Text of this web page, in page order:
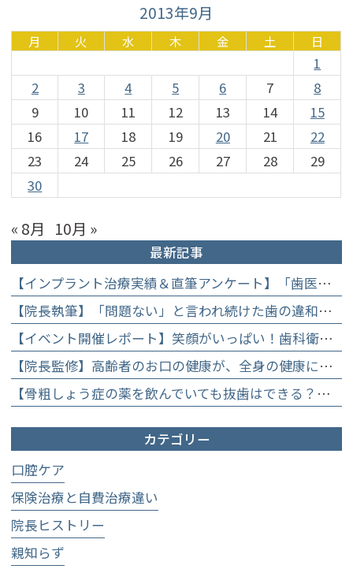
2013年9月
月 火 水 木 金 土 日
1
2
3 4 5 6 7
8
9
10 11 12 13 14
15
16
17 18 19 20 21
22
23
24 25 26 27 28
29
30
« 8月 10月 »
最新記事
【インプラント治療実績＆直筆アンケート】「歯医者が怖かった」トラウマを乗り越えて。70歳・介護士女性が手に入れた「晴れ晴れとした笑顔」と人生を支える噛み合わせ】
【院長執筆】「問題ない」と言われ続けた歯の違和感……60代女性が「80歳で20本の自前の歯」を守るために選んだ精密総合治療の全貌
【イベント開催レポート】笑顔がいっぱい！歯科衛生士×管理栄養士がお届けする「親子で楽しむむし歯になりにくいお菓子作り体験」】
【院長監修】高齢者のお口の健康が、全身の健康につながる理由。生涯おいしく食べるための「口内環境検査」とオーダーメイド予防】
【骨粗しょう症の薬を飲んでいても抜歯はできる？】顎骨壊死を防ぐために大切な口腔管理について
カテゴリー
口腔ケア
保険治療と自費治療違い
院長ヒストリー
親知らず